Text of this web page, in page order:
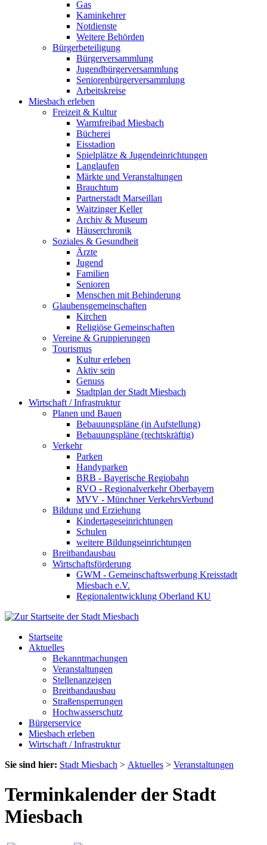
Gas
Kaminkehrer
Notdienste
Weitere Behörden
Bürgerbeteiligung
Bürgerversammlung
Jugendbürgerversammlung
Seniorenbürgerversammlung
Arbeitskreise
Miesbach erleben
Freizeit & Kultur
Warmfreibad Miesbach
Bücherei
Eisstadion
Spielplätze & Jugendeinrichtungen
Langlaufen
Märkte und Veranstaltungen
Brauchtum
Partnerstadt Marseillan
Waitzinger Keller
Archiv & Museum
Häuserchronik
Soziales & Gesundheit
Ärzte
Jugend
Familien
Senioren
Menschen mit Behinderung
Glaubensgemeinschaften
Kirchen
Religiöse Gemeinschaften
Vereine & Gruppierungen
Tourismus
Kultur erleben
Aktiv sein
Genuss
Stadtplan der Stadt Miesbach
Wirtschaft / Infrastruktur
Planen und Bauen
Bebauungspläne (in Aufstellung)
Bebauungspläne (rechtskräftig)
Verkehr
Parken
Handyparken
BRB - Bayerische Regiobahn
RVO - Regionalverkehr Oberbayern
MVV - Münchner VerkehrsVerbund
Bildung und Erziehung
Kindertageseinrichtungen
Schulen
weitere Bildungseinrichtungen
Breitbandausbau
Wirtschaftsförderung
GWM - Gemeinschaftswerbung Kreisstadt
Miesbach e.V.
Regionalentwicklung Oberland KU
Startseite
Aktuelles
Bekanntmachungen
Veranstaltungen
Stellenanzeigen
Breitbandausbau
Straßensperrungen
Hochwasserschutz
Bürgerservice
Miesbach erleben
Wirtschaft / Infrastruktur
Sie sind hier: Stadt Miesbach > Aktuelles > Veranstaltungen
Terminkalender der Stadt
Miesbach